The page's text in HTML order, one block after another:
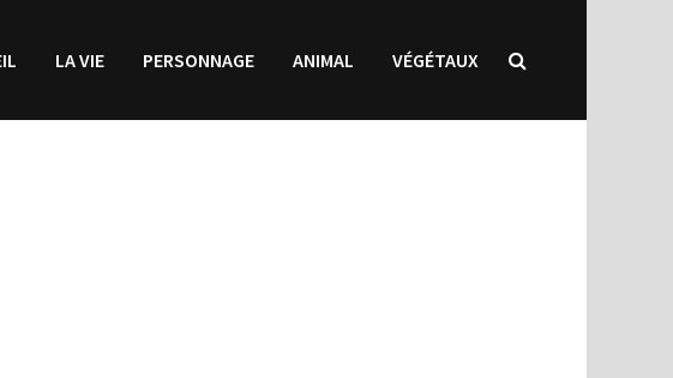
LA VIE PERSONNAGE ANIMAL VÉGÉTAUX